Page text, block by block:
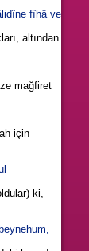
fîhâ ve
altından
mağfiret
için
ki,